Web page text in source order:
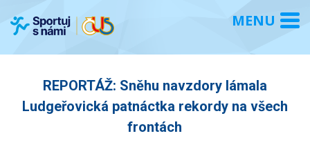
REPORTÁŽ: Sněhu navzdory lámala
Ludgeřovická patnáctka rekordy na všech
frontách